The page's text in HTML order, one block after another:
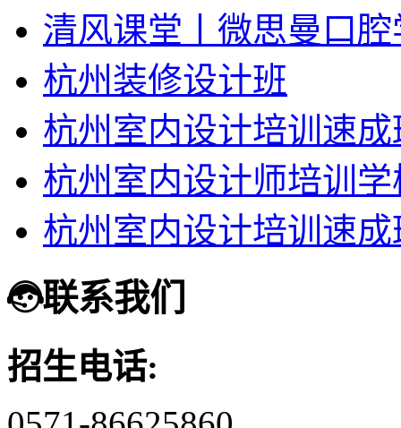
清风课堂丨微思曼口
杭州装修设计班
杭州室内设计培训速成
杭州室内设计师培训
杭州室内设计培训速成
联系我们
招生电话: